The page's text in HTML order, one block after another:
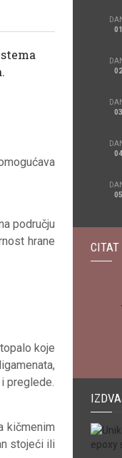
području
hrane
koje
preglede.
kičmenim
stojeći ili